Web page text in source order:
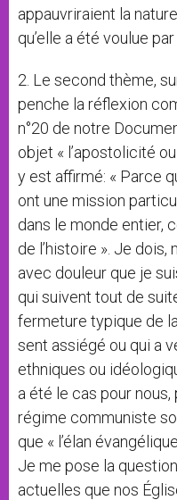
appauvriraient la
qu’elle a été voulue
2. Le second thème,
penche la réflexion
n°20 de notre
objet « l’apostolicité
y est affirmé: « Parce
ont une mission
dans le monde entier,
de l’histoire ». Je
avec douleur que je
qui suivent tout de
fermeture typique de
sent assiégé ou qui a
ethniques ou
a été le cas pour nous,
régime communiste
que « l’élan
Je me pose la
actuelles que nos